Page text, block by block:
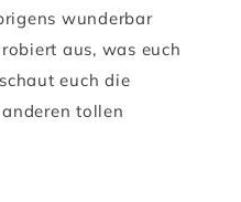
wunderbar
aus, was euch
euch die
tollen